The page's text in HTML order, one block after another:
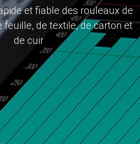
et fiable des rouleaux de
feuille, de textile, de carton et
de cuir